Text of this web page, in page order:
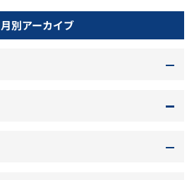
月別アーカイブ